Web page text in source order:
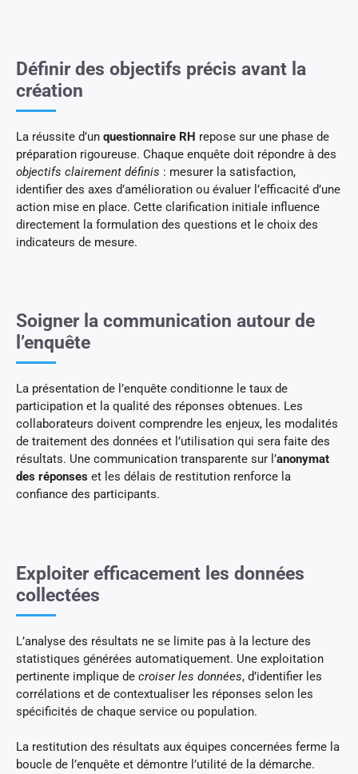
Définir des objectifs précis avant la
création
La réussite d’un questionnaire RH repose sur une phase de
préparation rigoureuse. Chaque enquête doit répondre à des
objectifs clairement définis : mesurer la satisfaction,
identifier des axes d’amélioration ou évaluer l’efficacité d’une
action mise en place. Cette clarification initiale influence
directement la formulation des questions et le choix des
indicateurs de mesure.
Soigner la communication autour de
l’enquête
La présentation de l’enquête conditionne le taux de
participation et la qualité des réponses obtenues. Les
collaborateurs doivent comprendre les enjeux, les modalités
de traitement des données et l’utilisation qui sera faite des
résultats. Une communication transparente sur l’anonymat
des réponses et les délais de restitution renforce la
confiance des participants.
Exploiter efficacement les données
collectées
L’analyse des résultats ne se limite pas à la lecture des
statistiques générées automatiquement. Une exploitation
pertinente implique de croiser les données, d’identifier les
corrélations et de contextualiser les réponses selon les
spécificités de chaque service ou population.
La restitution des résultats aux équipes concernées ferme la
boucle de l’enquête et démontre l’utilité de la démarche.